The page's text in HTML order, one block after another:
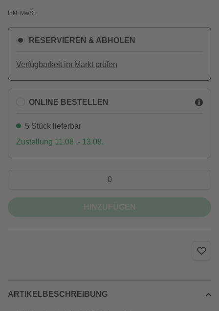
Inkl. MwSt.
RESERVIEREN & ABHOLEN
Verfügbarkeit im Markt prüfen
ONLINE BESTELLEN
5 Stück lieferbar
Zustellung 11.08. - 13.08.
ARTIKELBESCHREIBUNG